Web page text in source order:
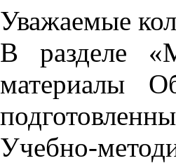
Уважаемые
В разделе
материалы
Учебно-